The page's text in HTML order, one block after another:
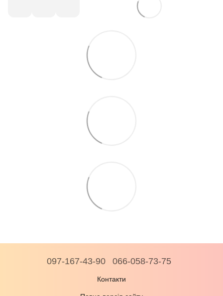
097-167-43-90 066-058-73-75
Контакти